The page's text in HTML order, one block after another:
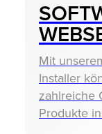
Mit
Installer
zahlreiche
Produkte